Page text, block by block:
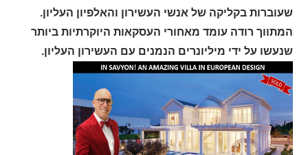
שעוברות בקליקה של אנשי העשירון והאלפיון העליון.
המתווך רודה עומד מאחורי העסקאות היוקרתיות ביותר
שנעשו על ידי מיליונרים הנמנים עם העשירון העליון.